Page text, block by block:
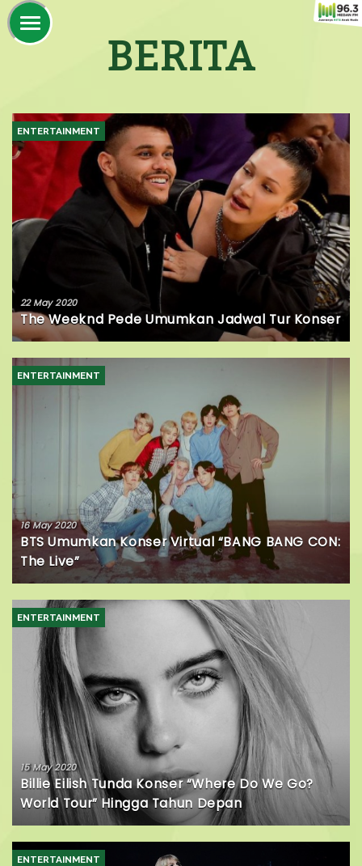
BERITA
ENTERTAINMENT
22 May 2020
The Weeknd Pede Umumkan Jadwal Tur Konser
ENTERTAINMENT
16 May 2020
BTS Umumkan Konser Virtual “BANG BANG CON:
The Live”
ENTERTAINMENT
15 May 2020
Billie Eilish Tunda Konser “Where Do We Go?
World Tour” Hingga Tahun Depan
ENTERTAINMENT